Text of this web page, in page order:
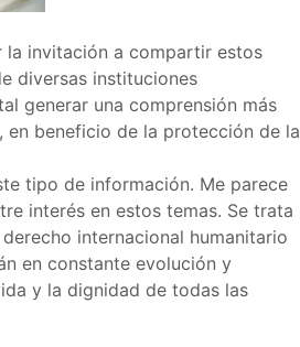
la invitación a compartir estos
diversas instituciones
generar una comprensión más
beneficio de la protección de la
tipo de información. Me parece
interés en estos temas. Se trata
internacional humanitario
en constante evolución y
y la dignidad de todas las